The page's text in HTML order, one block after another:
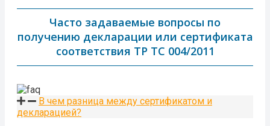
Часто задаваемые вопросы по
получению декларации или сертификата
соответствия ТР ТС 004/2011
В чем разница между сертификатом и
декларацией?